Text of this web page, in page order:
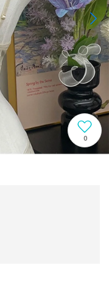
0